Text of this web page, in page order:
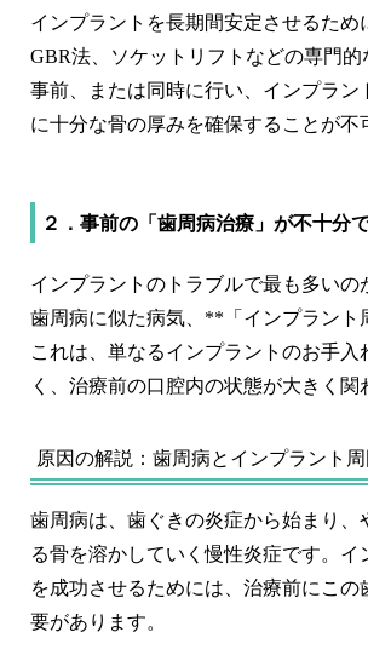
インプラントを長期間安定させるため
GBR法、ソケットリフトなどの専門的
事前、または同時に行い、インプラン
に十分な骨の厚みを確保することが不
２．事前の「歯周病治療」が不十分
インプラントのトラブルで最も多いの
歯周病に似た病気、**「インプラント
これは、単なるインプラントのお手入
く、治療前の口腔内の状態が大きく関
原因の解説：歯周病とインプラント
歯周病は、歯ぐきの炎症から始まり、
る骨を溶かしていく慢性炎症です。イ
を成功させるためには、 治療前にこの
要があります。